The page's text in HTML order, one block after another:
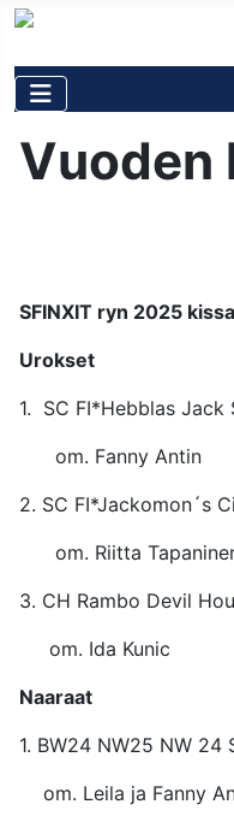
Vuoden
SFINXIT ryn 2025
Urokset
1. SC
om. Fanny Antin
2. SC
om. Riitta
3. CH
om. Ida Kunic
Naaraat
1. BW24 NW25
om. Leila ja Fanny